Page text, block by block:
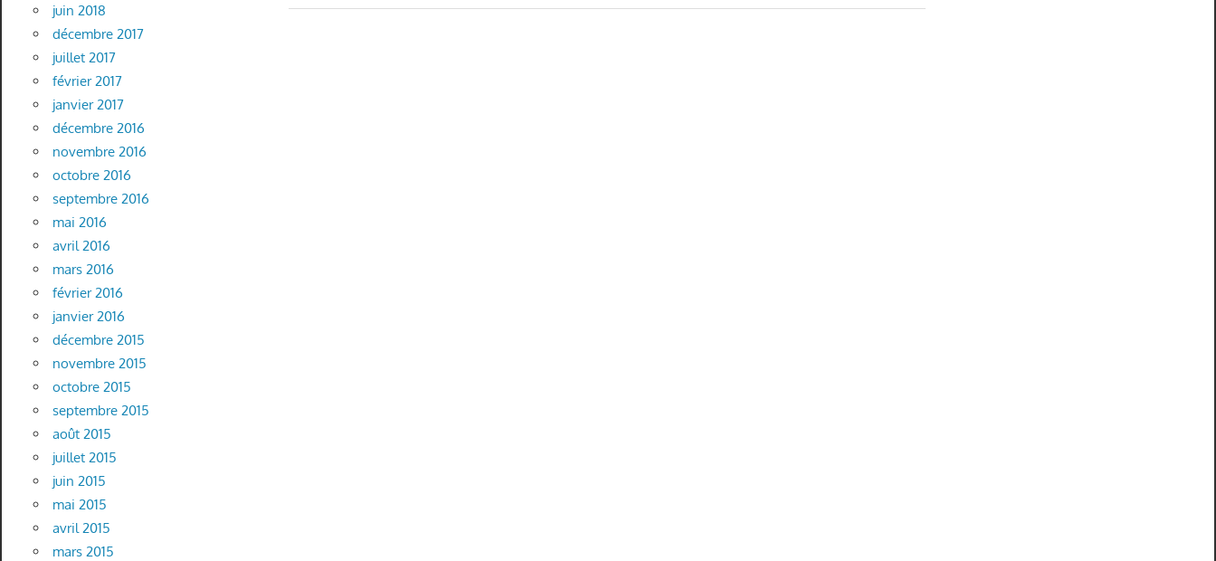
juin 2018
décembre 2017
juillet 2017
février 2017
janvier 2017
décembre 2016
novembre 2016
octobre 2016
septembre 2016
mai 2016
avril 2016
mars 2016
février 2016
janvier 2016
décembre 2015
novembre 2015
octobre 2015
septembre 2015
août 2015
juillet 2015
juin 2015
mai 2015
avril 2015
mars 2015